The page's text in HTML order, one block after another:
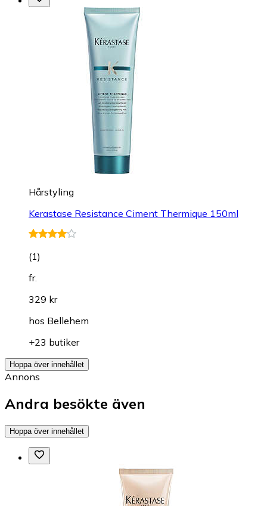
Hårstyling
Kerastase Resistance Ciment Thermique 150ml
(1)
fr.
329 kr
hos Bellehem
+23 butiker
Hoppa över innehållet
Annons
Andra besökte även
Hoppa över innehållet